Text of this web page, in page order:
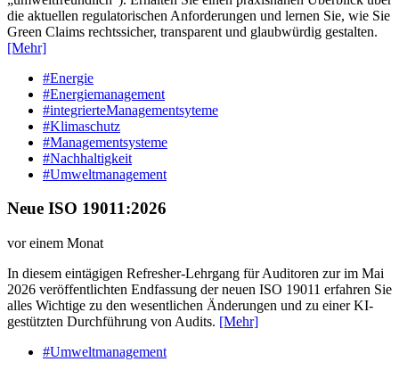
die aktuellen regulatorischen Anforderungen und lernen Sie, wie Sie
Green Claims rechtssicher, transparent und glaubwürdig gestalten.
[Mehr]
#Energie
#Energiemanagement
#integrierteManagementsyteme
#Klimaschutz
#Managementsysteme
#Nachhaltigkeit
#Umweltmanagement
Neue ISO 19011:2026
vor einem Monat
In diesem eintägigen Refresher-Lehrgang für Auditoren zur im Mai
2026 veröffentlichten Endfassung der neuen ISO 19011 erfahren Sie
alles Wichtige zu den wesentlichen Änderungen und zu einer KI-
gestützten Durchführung von Audits. [Mehr]
#Umweltmanagement